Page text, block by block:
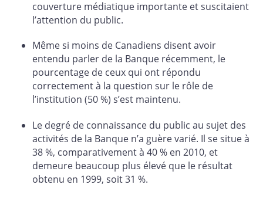
couverture médiatique importante et suscitaient
l’attention du public.
Même si moins de Canadiens disent avoir
entendu parler de la Banque récemment, le
pourcentage de ceux qui ont répondu
correctement à la question sur le rôle de
l’institution (50 %) s’est maintenu.
Le degré de connaissance du public au sujet des
activités de la Banque n’a guère varié. Il se situe à
38 %, comparativement à 40 % en 2010, et
demeure beaucoup plus élevé que le résultat
obtenu en 1999, soit 31 %.